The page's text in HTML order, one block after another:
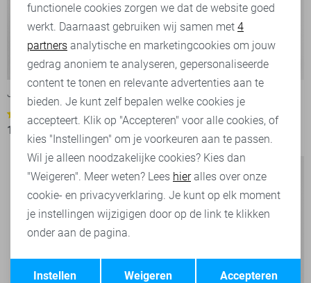
-20%
Jacqueline de Yong Top
17,60 21,99
19,95
24,99
Analytische cookies
Marketing cookies
Terug Opslaan
functionele cookies zorgen we dat de website goed
werkt. Daarnaast gebruiken wij samen met 4
partners analytische en marketingcookies om jouw
gedrag anoniem te analyseren, gepersonaliseerde
content te tonen en relevante advertenties aan te
bieden. Je kunt zelf bepalen welke cookies je
accepteert. Klik op "Accepteren" voor alle cookies, of
kies "Instellingen" om je voorkeuren aan te passen.
Wil je alleen noodzakelijke cookies? Kies dan
"Weigeren". Meer weten? Lees hieralles over onze
cookie- en privacyverklaring. Je kunt op elk moment
je instellingen wijzigigen door op de link te klikken
onder aan de pagina.
Accepteren
Weigeren
Instellen